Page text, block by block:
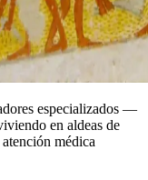
especializados —
en aldeas de
médica